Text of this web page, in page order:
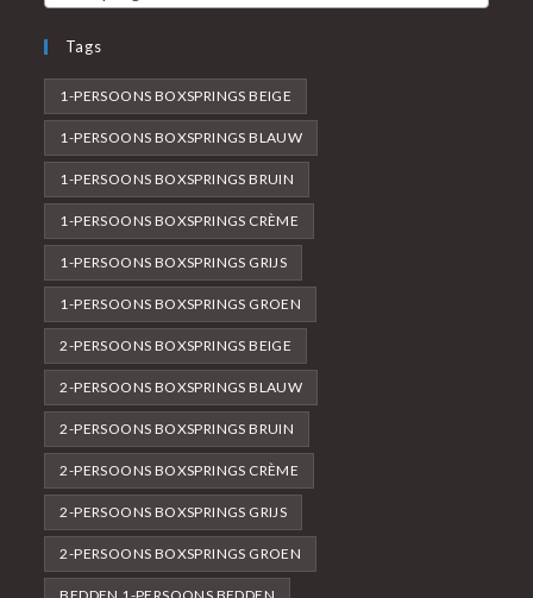
Tags
1-PERSOONS BOXSPRINGS BEIGE
1-PERSOONS BOXSPRINGS BLAUW
1-PERSOONS BOXSPRINGS BRUIN
1-PERSOONS BOXSPRINGS CRÈME
1-PERSOONS BOXSPRINGS GRIJS
1-PERSOONS BOXSPRINGS GROEN
2-PERSOONS BOXSPRINGS BEIGE
2-PERSOONS BOXSPRINGS BLAUW
2-PERSOONS BOXSPRINGS BRUIN
2-PERSOONS BOXSPRINGS CRÈME
2-PERSOONS BOXSPRINGS GRIJS
2-PERSOONS BOXSPRINGS GROEN